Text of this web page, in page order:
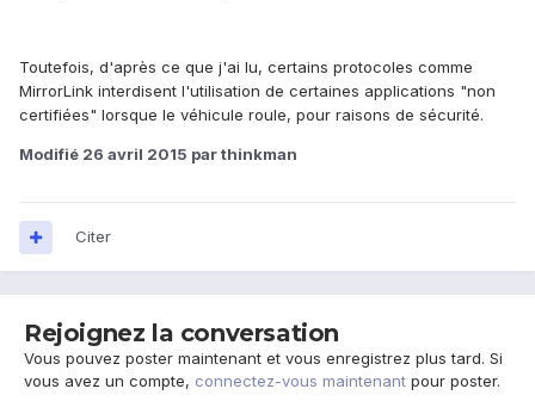
Toutefois, d'après ce que j'ai lu, certains protocoles comme
MirrorLink interdisent l'utilisation de certaines applications "non
certifiées" lorsque le véhicule roule, pour raisons de sécurité.
Modifié 26 avril 2015 par thinkman
Citer
Rejoignez la conversation
Vous pouvez poster maintenant et vous enregistrez plus tard. Si
vous avez un compte, connectez-vous maintenant pour poster.